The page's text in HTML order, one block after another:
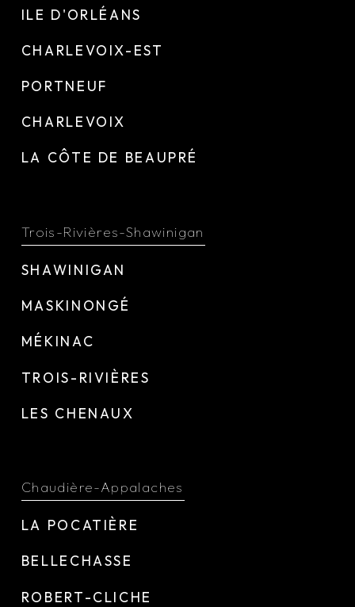
ILE D'ORLÉANS
CHARLEVOIX-EST
PORTNEUF
CHARLEVOIX
LA CÔTE DE BEAUPRÉ
Trois-Rivières-Shawinigan
SHAWINIGAN
MASKINONGÉ
MÉKINAC
TROIS-RIVIÈRES
LES CHENAUX
Chaudière-Appalaches
LA POCATIÈRE
BELLECHASSE
ROBERT-CLICHE